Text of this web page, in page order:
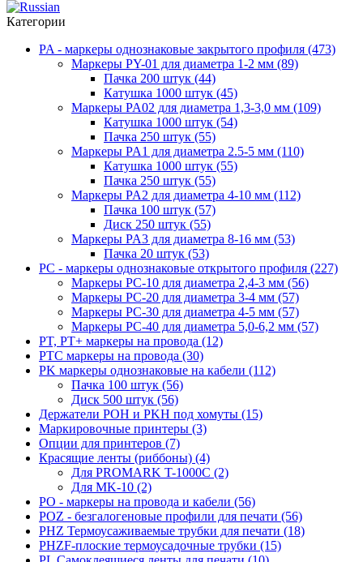
Категории
PA - маркеры однознаковые закрытого профиля (473)
Маркеры PY-01 для диаметра 1-2 мм (89)
Пачка 200 штук (44)
Катушка 1000 штук (45)
Маркеры PA02 для диаметра 1,3-3,0 мм (109)
Катушка 1000 штук (54)
Пачка 250 штук (55)
Маркеры PA1 для диаметра 2.5-5 мм (110)
Катушка 1000 штук (55)
Пачка 250 штук (55)
Маркеры PA2 для диаметра 4-10 мм (112)
Пачка 100 штук (57)
Диск 250 штук (55)
Маркеры PA3 для диаметра 8-16 мм (53)
Пачка 20 штук (53)
PC - маркеры однознаковые открытого профиля (227)
Маркеры PC-10 для диаметра 2,4-3 мм (56)
Маркеры PC-20 для диаметра 3-4 мм (57)
Маркеры PC-30 для диаметра 4-5 мм (57)
Маркеры PC-40 для диаметра 5,0-6,2 мм (57)
PT, PT+ маркеры на провода (12)
PTC маркеры на провода (30)
PK маркеры однознаковые на кабели (112)
Пачка 100 штук (56)
Диск 500 штук (56)
Держатели POH и PKH под хомуты (15)
Маркировочные принтеры (3)
Опции для принтеров (7)
Красящие ленты (риббоны) (4)
Для PROMARK T-1000C (2)
Для MK-10 (2)
PO - маркеры на провода и кабели (56)
POZ - безгалогеновые профили для печати (56)
PHZ Термоусаживаемые трубки для печати (18)
PHZF-плоские термоусадочные трубки (15)